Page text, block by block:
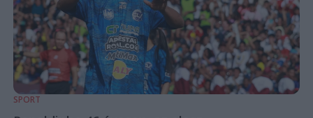
SPORT